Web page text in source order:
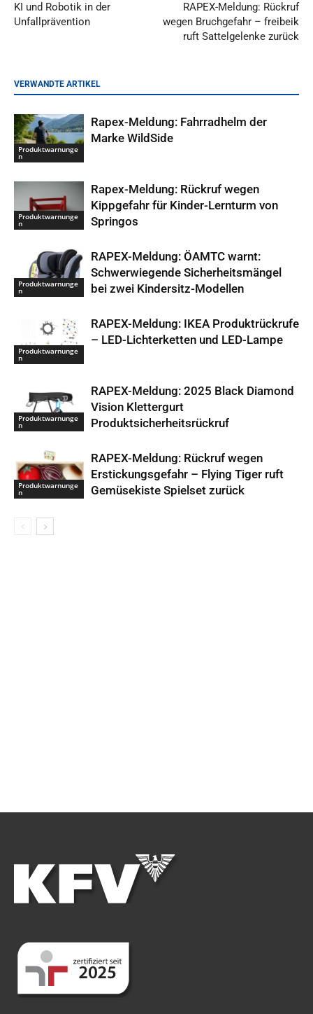
KI und Robotik in der
Unfallprävention
RAPEX-Meldung: Rückruf
wegen Bruchgefahr – freibeik
ruft Sattelgelenke zurück
VERWANDTE ARTIKEL
Produktwarnunge
n
Rapex-Meldung: Fahrradhelm der
Marke WildSide
Produktwarnunge
n
Rapex-Meldung: Rückruf wegen
Kippgefahr für Kinder-Lernturm von
Springos
Produktwarnunge
n
RAPEX-Meldung: ÖAMTC warnt:
Schwerwiegende Sicherheitsmängel
bei zwei Kindersitz-Modellen
Produktwarnunge
n
RAPEX-Meldung: IKEA Produktrückrufe
– LED-Lichterketten und LED-Lampe
Produktwarnunge
n
RAPEX-Meldung: 2025 Black Diamond
Vision Klettergurt
Produktsicherheitsrückruf
Produktwarnunge
n
RAPEX-Meldung: Rückruf wegen
Erstickungsgefahr – Flying Tiger ruft
Gemüsekiste Spielset zurück